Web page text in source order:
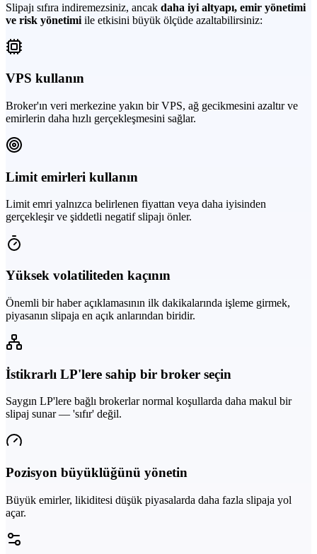
Slipajı sıfıra indiremezsiniz, ancak daha iyi altyapı, emir yönetimi
ve risk yönetimi ile etkisini büyük ölçüde azaltabilirsiniz:
VPS kullanın
Broker'ın veri merkezine yakın bir VPS, ağ gecikmesini azaltır ve
emirlerin daha hızlı gerçekleşmesini sağlar.
Limit emirleri kullanın
Limit emri yalnızca belirlenen fiyattan veya daha iyisinden
gerçekleşir ve şiddetli negatif slipajı önler.
Yüksek volatiliteden kaçının
Önemli bir haber açıklamasının ilk dakikalarında işleme girmek,
piyasanın slipaja en açık anlarından biridir.
İstikrarlı LP'lere sahip bir broker seçin
Saygın LP'lere bağlı brokerlar normal koşullarda daha makul bir
slipaj sunar — 'sıfır' değil.
Pozisyon büyüklüğünü yönetin
Büyük emirler, likiditesi düşük piyasalarda daha fazla slipaja yol
açar.